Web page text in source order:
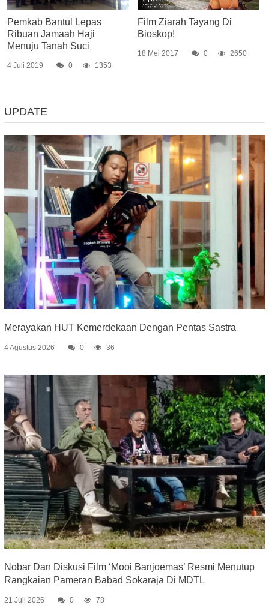
Pemkab Bantul Lepas
Ribuan Jamaah Haji
Menuju Tanah Suci
4 Juli 2019 0 1353
Film Ziarah Tayang Di
Bioskop!
18 Mei 2017 0 2650
UPDATE
Merayakan HUT Kemerdekaan Dengan Pentas Sastra
4 Agustus 2026 0 36
Nobar Dan Diskusi Film ‘Mooi Banjoemas’ Resmi Menutup
Rangkaian Pameran Babad Sokaraja Di MDTL
21 Juli 2026 0 78